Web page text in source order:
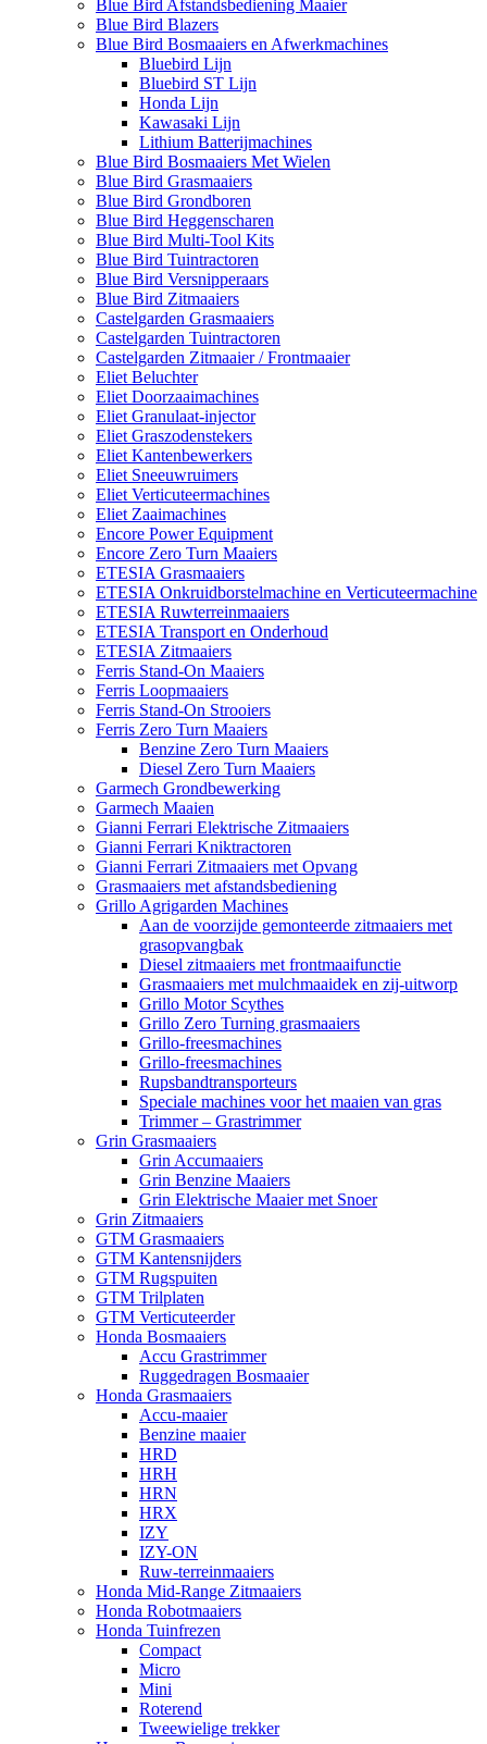
Blue Bird Afstandsbediening Maaier
Blue Bird Blazers
Blue Bird Bosmaaiers en Afwerkmachines
Bluebird Lijn
Bluebird ST Lijn
Honda Lijn
Kawasaki Lijn
Lithium Batterijmachines
Blue Bird Bosmaaiers Met Wielen
Blue Bird Grasmaaiers
Blue Bird Grondboren
Blue Bird Heggenscharen
Blue Bird Multi-Tool Kits
Blue Bird Tuintractoren
Blue Bird Versnipperaars
Blue Bird Zitmaaiers
Castelgarden Grasmaaiers
Castelgarden Tuintractoren
Castelgarden Zitmaaier / Frontmaaier
Eliet Beluchter
Eliet Doorzaaimachines
Eliet Granulaat-injector
Eliet Graszodenstekers
Eliet Kantenbewerkers
Eliet Sneeuwruimers
Eliet Verticuteermachines
Eliet Zaaimachines
Encore Power Equipment
Encore Zero Turn Maaiers
ETESIA Grasmaaiers
ETESIA Onkruidborstelmachine en Verticuteermachine
ETESIA Ruwterreinmaaiers
ETESIA Transport en Onderhoud
ETESIA Zitmaaiers
Ferris Stand-On Maaiers
Ferris Loopmaaiers
Ferris Stand-On Strooiers
Ferris Zero Turn Maaiers
Benzine Zero Turn Maaiers
Diesel Zero Turn Maaiers
Garmech Grondbewerking
Garmech Maaien
Gianni Ferrari Elektrische Zitmaaiers
Gianni Ferrari Kniktractoren
Gianni Ferrari Zitmaaiers met Opvang
Grasmaaiers met afstandsbediening
Grillo Agrigarden Machines
Aan de voorzijde gemonteerde zitmaaiers met
grasopvangbak
Diesel zitmaaiers met frontmaaifunctie
Grasmaaiers met mulchmaaidek en zij-uitworp
Grillo Motor Scythes
Grillo Zero Turning grasmaaiers
Grillo-freesmachines
Grillo-freesmachines
Rupsbandtransporteurs
Speciale machines voor het maaien van gras
Trimmer – Grastrimmer
Grin Grasmaaiers
Grin Accumaaiers
Grin Benzine Maaiers
Grin Elektrische Maaier met Snoer
Grin Zitmaaiers
GTM Grasmaaiers
GTM Kantensnijders
GTM Rugspuiten
GTM Trilplaten
GTM Verticuteerder
Honda Bosmaaiers
Accu Grastrimmer
Ruggedragen Bosmaaier
Honda Grasmaaiers
Accu-maaier
Benzine maaier
HRD
HRH
HRN
HRX
IZY
IZY-ON
Ruw-terreinmaaiers
Honda Mid-Range Zitmaaiers
Honda Robotmaaiers
Honda Tuinfrezen
Compact
Micro
Mini
Roterend
Tweewielige trekker